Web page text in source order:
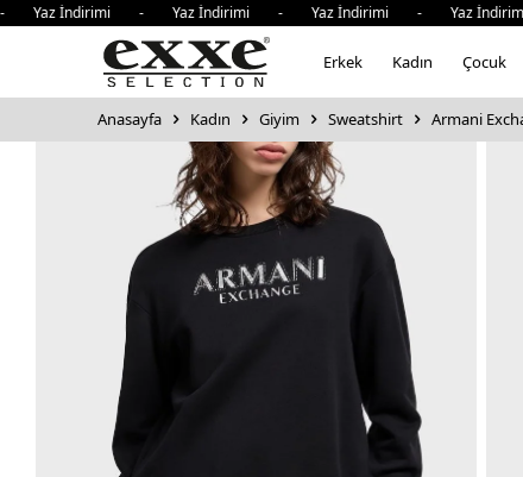
İndirimi - Yaz İndirimi - Yaz İndirimi - Yaz
Erkek Kadın Çocuk
Anasayfa Kadın Giyim Sweatshirt Armani